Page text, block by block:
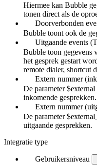
Hiermee kan Bubble
tonen direct als de
Doorverbonden
Bubble toont ook de
Uitgaande events
Bubble toon gegevens
het gesprek gestart
remote dialer, shortcut
Extern nummer
De parameter
inkomende gesprekken.
Extern nummer
De parameter
uitgaande gesprekken.
Integratie type
Gebruikersniveau